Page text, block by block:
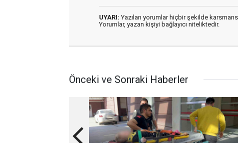
UYARI: Yazılan yorumlar hiçbir şekilde
Yorumlar, yazan kişiyi bağlayıcı niteliktedir.
Önceki ve Sonraki Haberler